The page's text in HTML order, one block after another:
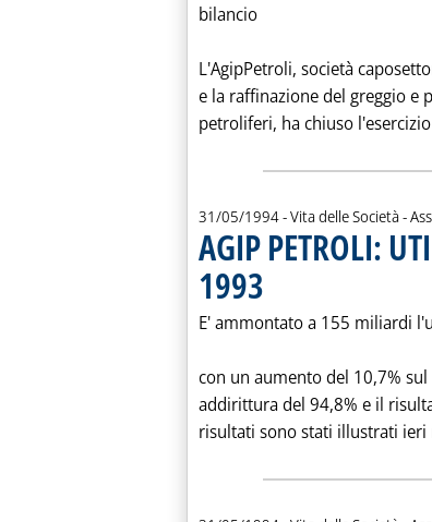
bilancio
L'AgipPetroli, società
e la raffinazione del greggio e
petroliferi, ha chiuso
31/05/1994- Vita delle Società -
AGIP PETROLI:
1993
E' ammontato a 155 miliardi
con un aumento del 10,7%
addirittura del 94,8% e il
risultati sono stati illustrati